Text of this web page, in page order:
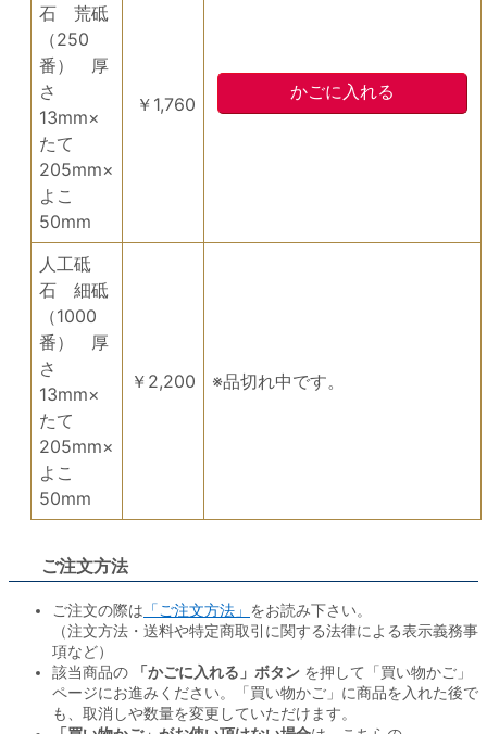
石 荒砥
（250
番） 厚
さ
13mm×
たて
205mm×
よこ
50mm
￥1,760
人工砥
石 細砥
（1000
番） 厚
さ
13mm×
たて
205mm×
よこ
50mm
￥2,200 ※品切れ中です。
ご注文方法
ご注文の際は 「ご注文方法」 をお読み下さい。
（注文方法・送料や特定商取引に関する法律による表示義務事
項など）
該当商品の
「かごに入れる」ボタン を押して「買い物かご」
ページにお進みください。「買い物かご」に商品を入れた後で
も、取消しや数量を変更していただけます。